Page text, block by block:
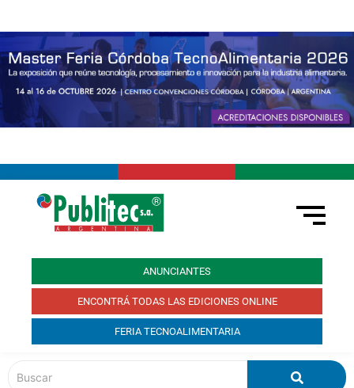
ANUNCIANTES
ENCONTRÁ TODAS LAS EDICIONES ONLINE
FERIA TECNOALIMENTARIA